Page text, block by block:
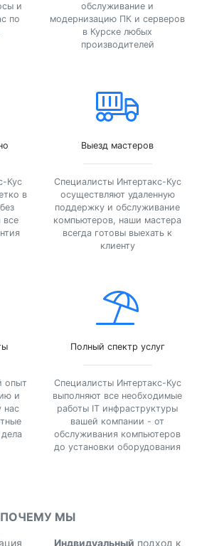
и
по
обслуживание и
модернизацию ПК и серверов
в Курске любых
производителей
Кус
в
все
Выезд мастеров
Специалисты Интертакс-Кус
осуществляют удаленную
поддержку и обслуживание
компьютеров, наши мастера
всегда готовы выехать к
клиенту
опыт
и
нас
Полный спектр услуг
Специалисты Интертакс-Кус
выполняют все необходимые
работы IT инфраструктуры
вашей компании - от
обслуживания компьютеров
до установки оборудования
ПОЧЕМУ МЫ
Индвидуальный подход к